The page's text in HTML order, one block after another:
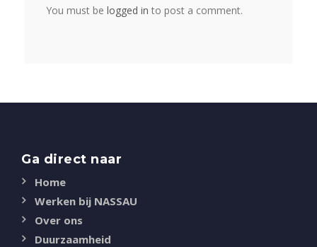
You must be logged in to post a comment.
Ga direct naar
Home
Werken bij NASSAU
Over ons
Duurzaamheid